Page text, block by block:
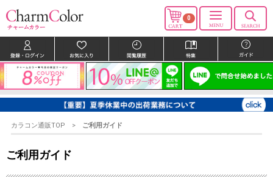
0
カラコン通販TOP ご利用ガイド
ご利用ガイド